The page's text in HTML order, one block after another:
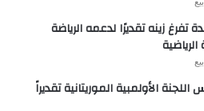
تفرغ زينه تقديرًا لدعمه الرياضة
اللجنة الأولمبية الموريتانية تقديراً